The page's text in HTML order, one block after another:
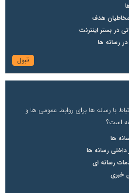
هدف
در بستر اینترنت
رسانه ها
با رسانه ها برای روابط عمومی ها و
است؟
ها
رسانه ها
رسانه ای
خبری